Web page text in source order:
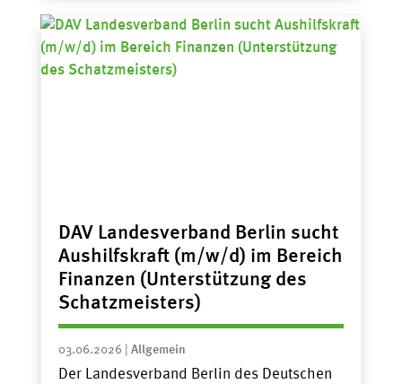
DAV Landesverband Berlin sucht
Aushilfskraft (m/w/d) im Bereich
Finanzen (Unterstützung des
Schatzmeisters)
03.06.2026 Allgemein
Der Landesverband Berlin des Deutschen